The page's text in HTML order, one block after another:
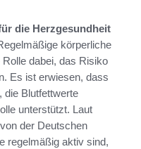
die Herzgesundheit
körperliche
dabei, das Risiko
Es ist erwiesen, dass
die Blutfettwerte
unterstützt. Laut
der Deutschen
regelmäßig aktiv sind,